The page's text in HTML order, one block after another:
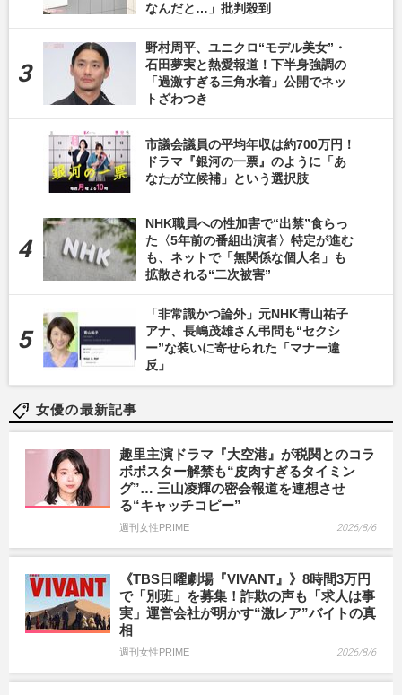
なんだと…」批判殺到
野村周平、ユニクロ“モデル美女”・
石田夢実と熱愛報道！下半身強調の
「過激すぎる三角水着」公開でネッ
トざわつき
市議会議員の平均年収は約700万円！
ドラマ『銀河の一票』のように「あ
なたが立候補」という選択肢
NHK職員への性加害で“出禁”食らっ
た〈5年前の番組出演者〉特定が進む
も、ネットで「無関係な個人名」も
拡散される“二次被害”
「非常識かつ論外」元NHK青山祐子
アナ、長嶋茂雄さん弔問も“セクシ
ー”な装いに寄せられた「マナー違
反」
女優の最新記事
趣里主演ドラマ『大空港』が税関とのコラ
ボポスター解禁も“皮肉すぎるタイミン
グ”… 三山凌輝の密会報道を連想させ
る“キャッチコピー”
週刊女性PRIME 2026/8/6
《TBS日曜劇場『VIVANT』》8時間3万円
で「別班」を募集！詐欺の声も「求人は事
実」運営会社が明かす“激レア”バイトの真
相
週刊女性PRIME 2026/8/6